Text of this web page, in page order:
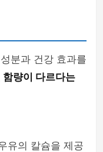
분과 건강 효과를
함량이 다르다는
유의 칼슘을 제공